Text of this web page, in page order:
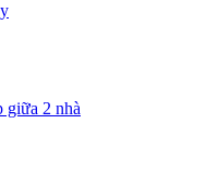
giữa 2 nhà